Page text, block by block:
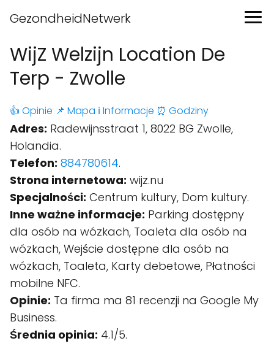
GezondheidNetwerk
WijZ Welzijn Location De
Terp - Zwolle
👍 Opinie 📌 Mapa ℹ️ Informacje ⏰ Godziny
Adres: Radewijnsstraat 1, 8022 BG Zwolle,
Holandia.
Telefon: 884780614.
Strona internetowa: wijz.nu
Specjalności: Centrum kultury, Dom kultury.
Inne ważne informacje: Parking dostępny
dla osób na wózkach, Toaleta dla osób na
wózkach, Wejście dostępne dla osób na
wózkach, Toaleta, Karty debetowe, Płatności
mobilne NFC.
Opinie: Ta firma ma 81 recenzji na Google My
Business.
Średnia opinia: 4.1/5.